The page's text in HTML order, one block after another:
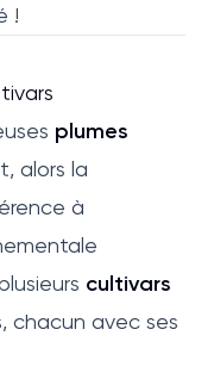
!
plumes
alors la
à
cultivars
chacun avec ses